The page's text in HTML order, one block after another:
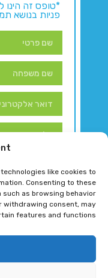
like cookies to
Consenting to these
as browsing behavior
withdrawing consent, may
features and functions.
*טופס זה הינו
פניות בנושא